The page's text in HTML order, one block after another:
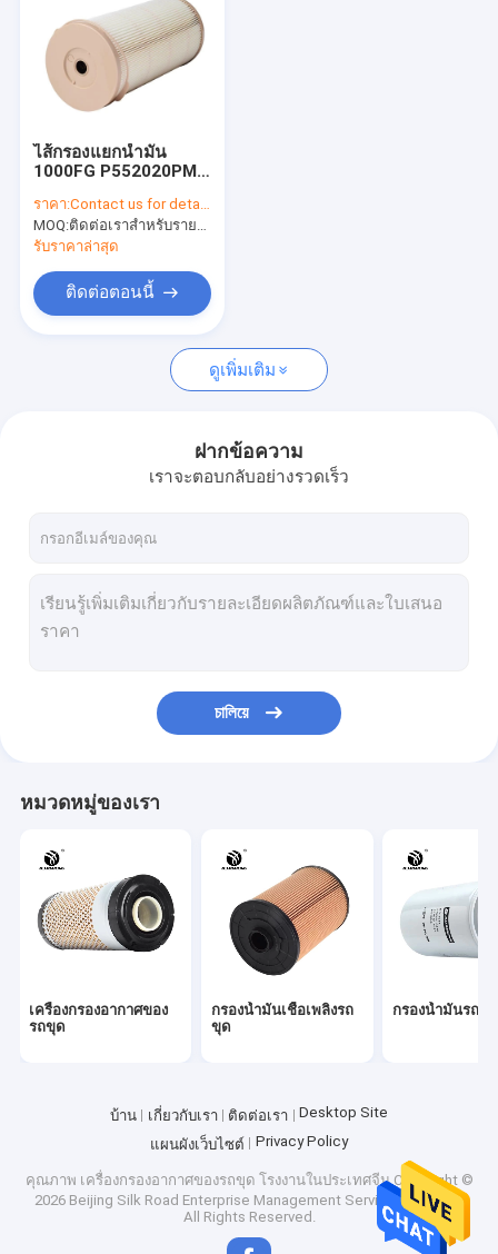
องค์ประกอบตัวกรองแรงดันสูง
ตัวกรองรถบรรทุกหนัก
ตัวกรอง Loader
O แหวนปิดผนึก
ปืนอัดจารบีมือ
ไส้กรองแยกน้ำมัน
1000FG P552020PM
ราคา:Contact us for details
MOQ:ติดต่อเราสำหรับรายละเอียด
รับราคาล่าสุด
ติดต่อตอนนี้
ดูเพิ่มเติม
ฝากข้อความ
เราจะตอบกลับอย่างรวดเร็ว
চালিয়ে
หมวดหมู่ของเรา
เครื่องกรองอากาศของ
รถขุด
กรองน้ำมันเชื้อเพลิงรถ
ขุด
กรองน้ำมันรถขุ
บ้าน เกี่ยวกับเรา ติดต่อเรา
Desktop Site
แผนผังเว็บไซต์
Privacy Policy
คุณภาพ เครื่องกรองอากาศของรถขุด โรงงานในประเทศจีน.Copyright ©
2026 Beijing Silk Road Enterprise Management Services Co., Ltd..
All Rights Reserved.